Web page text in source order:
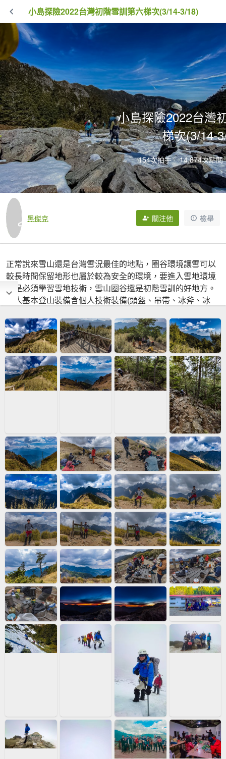
小島探險2022台灣初階雪訓第六梯次(3/14-3/18)
小島探險2022台灣
梯次(3/14-
154次拍手 14,874次點閱
黑傑克 關注他 檢舉
正常說來雪山還是台灣雪況最佳的地點，圈谷環境讓雪可以
較長時間保留地形也屬於較為安全的環境，要進入雪地環境
還是必須學習雪地技術，雪山圈谷還是初階雪訓的好地方。
個人基本登山裝備含個人技術裝備(頭盔、吊帶、冰斧、冰
上，是過去所有登山活動中負重最重的一次。我要謝謝這次
活動中的教練團隊及所有隊友，因為這次活動有你們的熱情
參與，讓活動充滿意義與樂趣。莊周教練有攀登8000公尺高
山的雪地經驗非常難得，遭遇滑落險情時還迅速前往搶救，
令人印象深刻。隊友們也都是來自各行各業的菁英，大家都
非常熱心好相處，能夠在活動中互相認識，都是難能可貴的